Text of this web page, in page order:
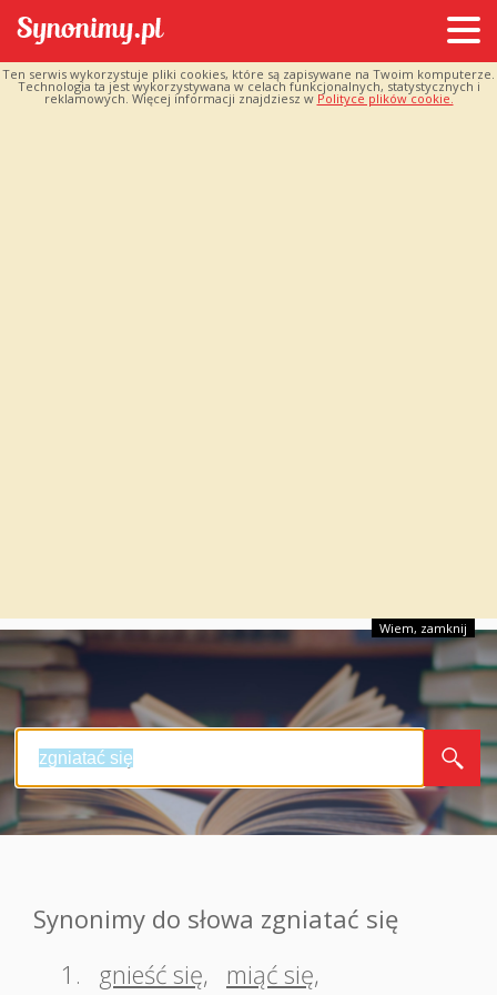
Ten serwis wykorzystuje pliki cookies, które są zapisywane na Twoim komputerze.
Technologia ta jest wykorzystywana w celach funkcjonalnych, statystycznych i
reklamowych. Więcej informacji znajdziesz w Polityce plików cookie.
Wiem, zamknij
Synonimy do słowa zgniatać się
1.
gnieść się, miąć się,